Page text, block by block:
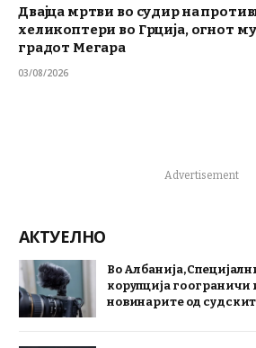
Двајца мртви во судир на
хеликоптери во Грција, огнот му
градот Мегара
03/08/2026
Advertisement
АКТУЕЛНО
Во Албанија,
корупција го ограничи
новинарите од